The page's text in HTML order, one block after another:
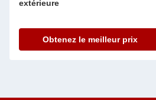
extérieure
Obtenez le meilleur prix